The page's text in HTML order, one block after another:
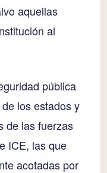
aquellas
al
pública
los estados y
de las fuerzas
ICE, las que
acotadas por